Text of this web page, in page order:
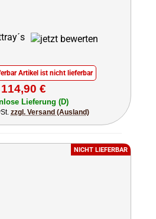
Artikel ist nicht lieferbar
114,90 €
Lieferung (D)
zzgl. Versand (Ausland)
NICHT LIEFERBAR